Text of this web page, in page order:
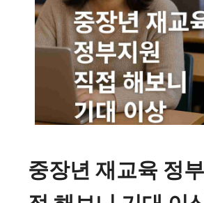
중장년 재교육 정